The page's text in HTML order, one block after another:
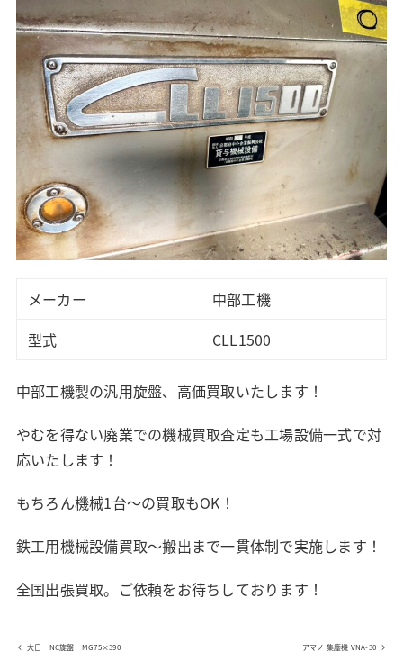
メーカー
中部工機
型式
CLL1500
中部工機製の汎用旋盤、高価買取いたします！
やむを得ない廃業での機械買取査定も工場設備一式で対
応いたします！
もちろん機械1台～の買取もOK！
鉄工用機械設備買取～搬出まで一貫体制で実施します！
全国出張買取。ご依頼をお待ちしております！
大日 NC旋盤 MG75×390 アマノ 集塵機 VNA-30